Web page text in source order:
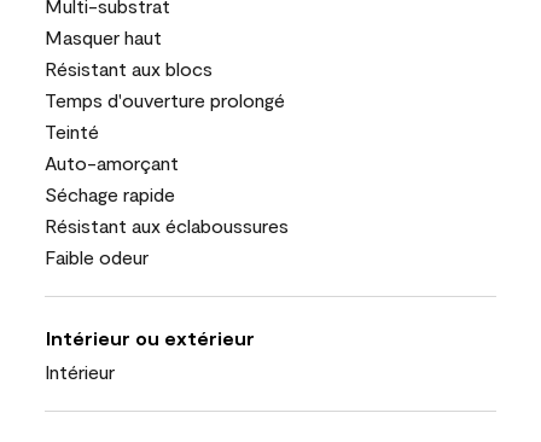
Multi-substrat
Masquer haut
Résistant aux blocs
Temps d'ouverture prolongé
Teinté
Auto-amorçant
Séchage rapide
Résistant aux éclaboussures
Faible odeur
Intérieur ou extérieur
Intérieur